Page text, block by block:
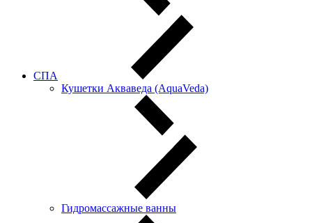
СПА
Кушетки Акваведа (AquaVeda)
Гидромассажные ванны